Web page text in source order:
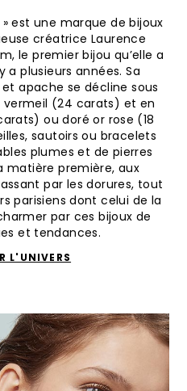
est une marque de bijoux
créatrice Laurence
le premier bijou qu’elle a
a plusieurs années. Sa
apache se décline sous
(24 carats) et en
ou doré or rose (18
sautoirs ou bracelets
plumes et de pierres
matière première, aux
par les dorures, tout
parisiens dont celui de la
par ces bijoux de
et tendances.
L'UNIVERS